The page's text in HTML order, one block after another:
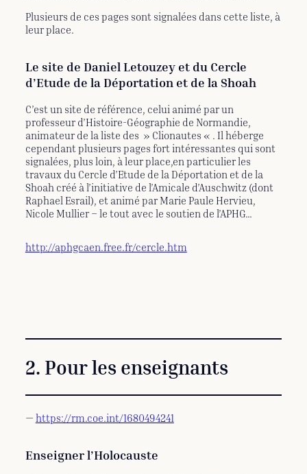
Plusieurs de ces pages sont signalées dans cette liste, à
leur place.
Le site de Daniel Letouzey et du Cercle
d’Etude de la Déportation et de la Shoah
C’est un site de référence, celui animé par un
professeur d’Histoire-Géographie de Normandie,
animateur de la liste des » Clionautes « . Il héberge
cependant plusieurs pages fort intéressantes qui sont
signalées, plus loin, à leur place,en particulier les
travaux du Cercle d’Etude de la Déportation et de la
Shoah créé à l’initiative de l’Amicale d’Auschwitz (dont
Raphael Esrail), et animé par Marie Paule Hervieu,
Nicole Mullier – le tout avec le soutien de l’APHG…
http://aphgcaen.free.fr/cercle.htm
2. Pour les enseignants
— https://rm.coe.int/1680494241
Enseigner l’Holocauste